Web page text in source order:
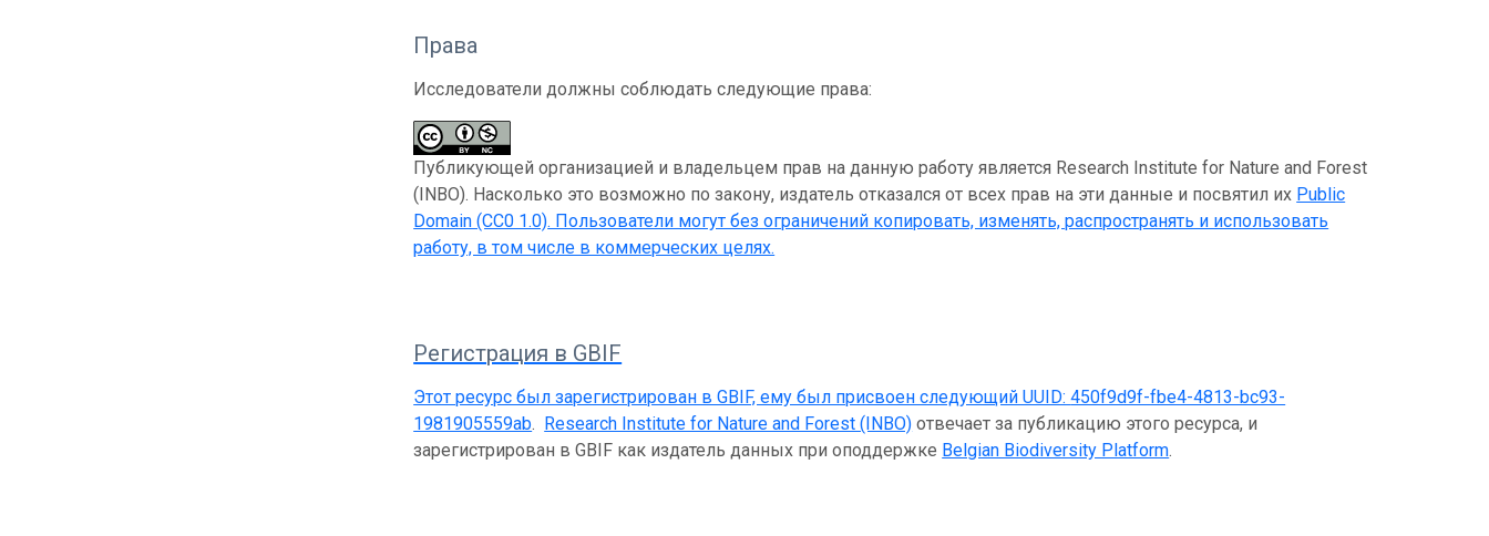
Права
Исследователи должны соблюдать следующие права:
Публикующей организацией и владельцем прав на данную работу является Research Institute for Nature and Forest
(INBO). Насколько это возможно по закону, издатель отказался от всех прав на эти данные и посвятил их Public
Domain (CC0 1.0). Пользователи могут без ограничений копировать, изменять, распространять и использовать
работу, в том числе в коммерческих целях.
Регистрация в GBIF
Этот ресурс был зарегистрирован в GBIF, ему был присвоен следующий UUID:450f9d9f-fbe4-4813-bc93-
1981905559ab. Research Institute for Nature and Forest (INBO) отвечает за публикацию этого ресурса, и
зарегистрирован в GBIF как издатель данных при оподдержке Belgian Biodiversity Platform.